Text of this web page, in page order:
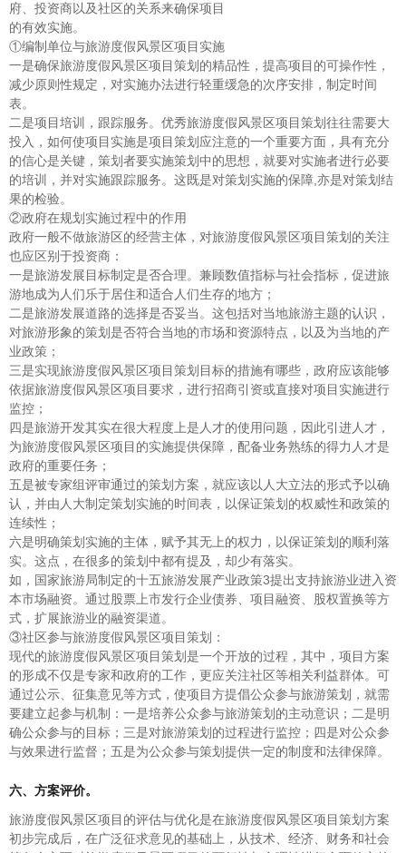
府、投资商以及社区的关系来确保项目
的有效实施。
①编制单位与旅游度假风景区项目实施
一是确保旅游度假风景区项目策划的精品性，提高项目的可操作性，
减少原则性规定，对实施办法进行轻重缓急的次序安排，制定时间
表。
二是项目培训，跟踪服务。优秀旅游度假风景区项目策划往往需要大
投入，如何使项目实施是项目策划应注意的一个重要方面，具有充分
的信心是关键，策划者要实施策划中的思想，就要对实施者进行必要
的培训，并对实施跟踪服务。这既是对策划实施的保障,亦是对策划结
果的检验。
②政府在规划实施过程中的作用
政府一般不做旅游区的经营主体，对旅游度假风景区项目策划的关注
也应区别于投资商：
一是旅游发展目标制定是否合理。兼顾数值指标与社会指标，促进旅
游地成为人们乐于居住和适合人们生存的地方；
二是旅游发展道路的选择是否妥当。这包括对当地旅游主题的认识，
对旅游形象的策划是否符合当地的市场和资源特点，以及为当地的产
业政策；
三是实现旅游度假风景区项目策划目标的措施有哪些，政府应该能够
依据旅游度假风景区项目要求，进行招商引资或直接对项目实施进行
监控；
四是旅游开发其实在很大程度上是人才的使用问题，因此引进人才，
为旅游度假风景区项目的实施提供保障，配备业务熟练的得力人才是
政府的重要任务；
五是被专家组评审通过的策划方案，就应该以人大立法的形式予以确
认，并由人大制定策划实施的时间表，以保证策划的权威性和政策的
连续性；
六是明确策划实施的主体，赋予其无上的权力，以保证策划的顺利落
实。这点，在很多的策划中都有提及，却少有落实。
如，国家旅游局制定的十五旅游发展产业政策3提出支持旅游业进入资
本市场融资。通过股票上市发行企业债券、项目融资、股权置换等方
式，扩展旅游业的融资渠道。
③社区参与旅游度假风景区项目策划：
现代的旅游度假风景区项目策划是一个开放的过程，其中，项目方案
的形成不仅是专家和政府的工作，更应关注社区等相关利益群体。可
通过公示、征集意见等方式，使项目方提倡公众参与旅游策划，就需
要建立起参与机制：一是培养公众参与旅游策划的主动意识；二是明
确公众参与的目标；三是对旅游策划的过程进行监控；四是对公众参
与效果进行监督；五是为公众参与策划提供一定的制度和法律保障。
六、方案评价。
旅游度假风景区项目的评估与优化是在旅游度假风景区项目策划方案
初步完成后，在广泛征求意见的基础上，从技术、经济、财务和社会